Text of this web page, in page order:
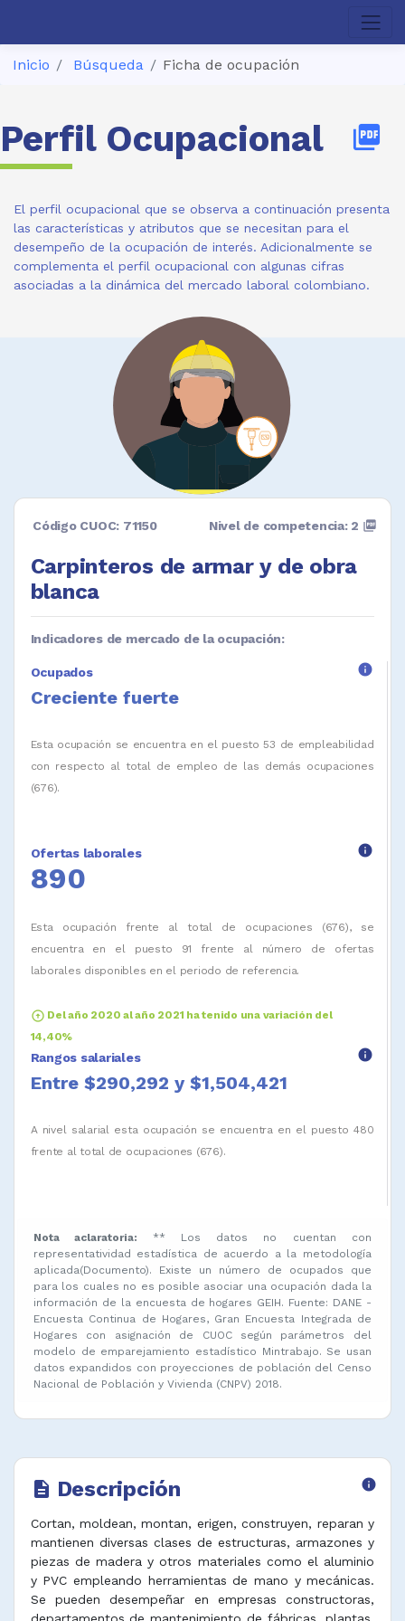
Inicio Búsqueda Ficha de ocupación
Perfil Ocupacional picture_as_pdf
El perfil ocupacional que se observa a continuación presenta
las características y atributos que se necesitan para el
desempeño de la ocupación de interés. Adicionalmente se
complementa el perfil ocupacional con algunas cifras
asociadas a la dinámica del mercado laboral colombiano.
Código CUOC: 71150
Carpinteros de armar y de obra
blanca
Nivel de competencia: 2 picture_as_pdf
Indicadores de mercado de la ocupación:
Ocupados info
Creciente fuerte
Esta ocupación se encuentra en el puesto 53 de empleabilidad
con respecto al total de empleo de las demás ocupaciones
(676).
Ofertas laborales info
890
Esta ocupación frente al total de ocupaciones (676), se
encuentra en el puesto 91 frente al número de ofertas
laborales disponibles en el periodo de referencia.
arrow_circle_up Del año 2020 al año 2021 ha tenido una variación del
14,40%
Rangos salariales info
Entre $290,292 y $1,504,421
A nivel salarial esta ocupación se encuentra en el puesto 480
frente al total de ocupaciones (676).
Nota aclaratoria:
** Los datos no cuentan con
representatividad estadística de acuerdo a la metodología
aplicada(Documento). Existe un número de ocupados que
para los cuales no es posible asociar una ocupación dada la
información de la encuesta de hogares GEIH. Fuente: DANE -
Encuesta Continua de Hogares, Gran Encuesta Integrada de
Hogares con asignación de CUOC según parámetros del
modelo de emparejamiento estadístico Mintrabajo. Se usan
datos expandidos con proyecciones de población del Censo
Nacional de Población y Vivienda (CNPV) 2018.
description Descripción info
Cortan, moldean, montan, erigen, construyen, reparan y
mantienen diversas clases de estructuras, armazones y
piezas de madera y otros materiales como el aluminio
y PVC empleando herramientas de mano y mecánicas.
Se pueden desempeñar en empresas constructoras,
departamentos de mantenimiento de fábricas, plantas,